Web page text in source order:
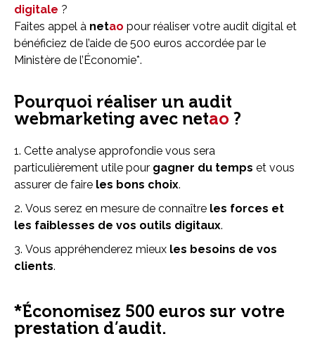
digitale ?
Faites appel à netao pour réaliser votre audit digital et
bénéficiez de l’aide de 500 euros accordée par le
Ministère de l’Économie*.
Pourquoi réaliser un audit
webmarketing avec netao ?
Cette analyse approfondie vous sera
particulièrement utile pour gagner du temps et vous
assurer de faire les bons choix.
Vous serez en mesure de connaître les forces et
les faiblesses de vos outils digitaux.
Vous appréhenderez mieux les besoins de vos
clients.
*Économisez 500 euros sur votre
prestation d’audit.